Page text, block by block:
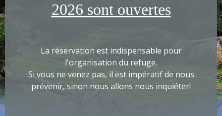
2026 sont ouvertes
La réservation est indispensable pour
l'organisation du refuge.
Si vous ne venez pas, il est impératif de nous
prévenir, sinon nous allons nous inquiéter!